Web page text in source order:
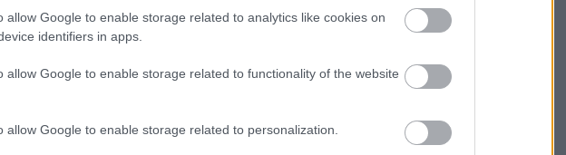
allow Google to enable storage related to analytics like cookies on
identifiers in apps.
allow Google to enable storage related to functionality of the website
allow Google to enable storage related to personalization.
királyné ma öt gyermek büszke
lányának pedig három. Jó
eseményeken is